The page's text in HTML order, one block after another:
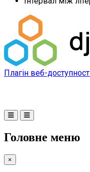
Плагін веб-
Головне меню
×